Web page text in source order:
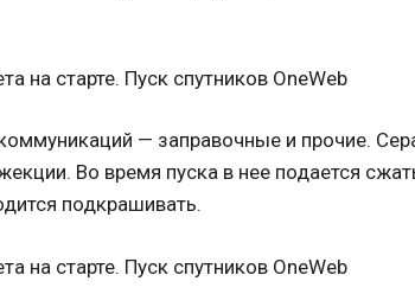
— заправочные и прочие.
Во время пуска в нее подается
подкрашивать.